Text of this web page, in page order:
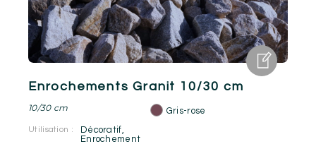
Enrochements Granit 10/30 cm
10/30 cm Gris-rose
Utilisation : Décoratif,
Enrochement